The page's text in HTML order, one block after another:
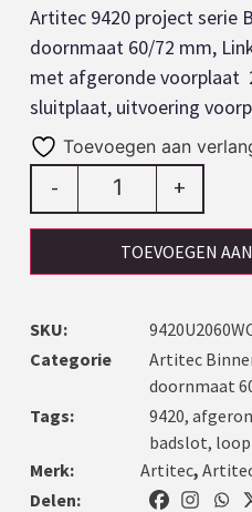
Artitec 9420 project serie
doornmaat 60/72 mm,
met afgeronde voorplaat
sluitplaat, uitvoering
Toevoegen aan
- +
TOEVOEGEN
SKU:
Categorie
Artitec
doornmaat
Tags:
9420,
badslot,
Merk:
Artitec,
Delen: